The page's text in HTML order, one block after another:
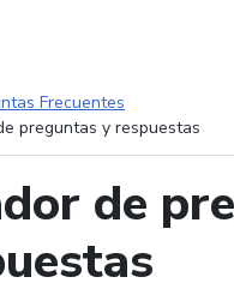
Frecuentes
preguntas y respuestas
de